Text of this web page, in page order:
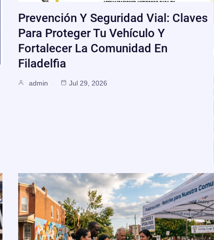
Prevención Y Seguridad Vial: Claves
Para Proteger Tu Vehículo Y
Fortalecer La Comunidad En
Filadelfia
admin Jul 29, 2026